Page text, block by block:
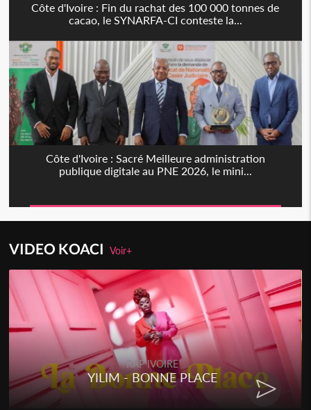
Côte d'Ivoire : Fin du rachat des 100 000 tonnes de
cacao, le SYNARFA-CI conteste la...
Côte d'Ivoire : Sacré Meilleure administration
publique digitale au PNE 2026, le mini...
VIDEO KOACIVoir+
RAP IVOIRE
YILIM - BONNE PLACE